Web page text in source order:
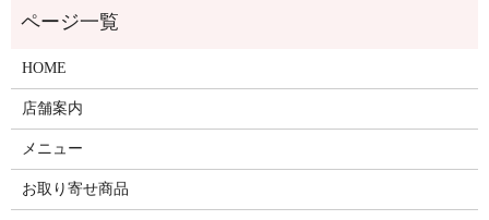
HOME
店舗案内
メニュー
お取り寄せ商品